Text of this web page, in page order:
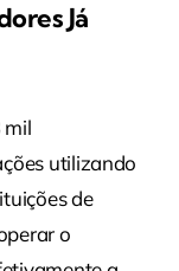
Já
mil
utilizando
de
o